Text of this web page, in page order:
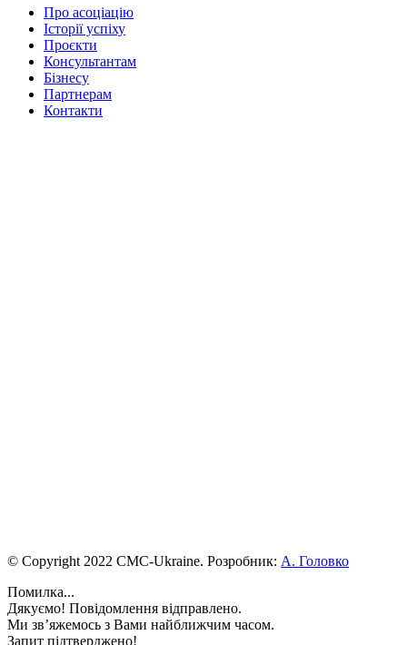
Про асоціацію
Історії успіху
Проєкти
Консультантам
Бізнесу
Партнерам
Контакти
© Copyright 2022 CMC-Ukraine. Розробник: А. Головко
Помилка...
Дякуємо! Повідомлення відправлено.
Ми зв’яжемось з Вами найближчим часом.
Запит підтверджено!